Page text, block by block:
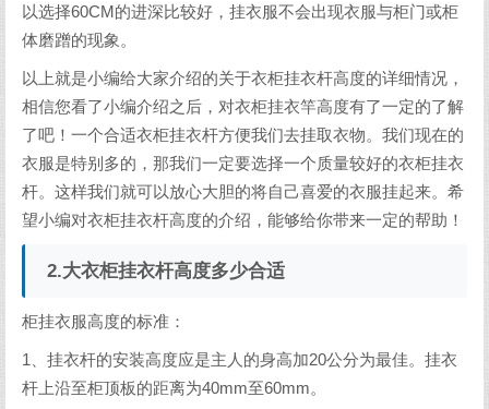
以选择60CM的进深比较好，挂衣服不会出现衣服与柜门或柜
体磨蹭的现象。
以上就是小编给大家介绍的关于衣柜挂衣杆高度的详细情况，
相信您看了小编介绍之后，对衣柜挂衣竿高度有了一定的了解
了吧！一个合适衣柜挂衣杆方便我们去挂取衣物。我们现在的
衣服是特别多的，那我们一定要选择一个质量较好的衣柜挂衣
杆。这样我们就可以放心大胆的将自己喜爱的衣服挂起来。希
望小编对衣柜挂衣杆高度的介绍，能够给你带来一定的帮助！
2.大衣柜挂衣杆高度多少合适
柜挂衣服高度的标准：
1、挂衣杆的安装高度应是主人的身高加20公分为最佳。挂衣
杆上沿至柜顶板的距离为40mm至60mm。